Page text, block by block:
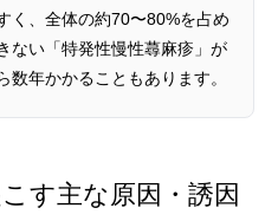
く、全体の約70〜80%を占め
ない「特発性慢性蕁麻疹」が
年かかることもあります。
す主な原因・誘因